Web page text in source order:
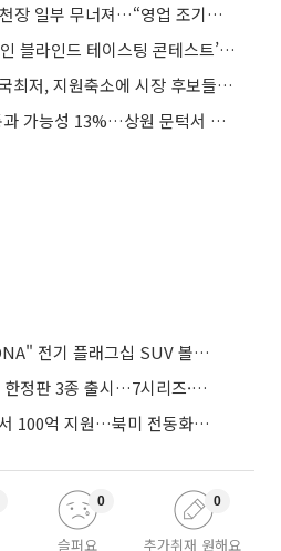
롯데百 부산 센텀시티점 천장 일부 무너져…“영업 조기종료·복구작업 중”
롯데백화점, 내달 5일 ‘와인 블라인드 테이스팅 콘테스트’ 연다
부산 사회적경제 예산 전국최저, 지원축소에 시장 후보들 예산 확대 공약 경쟁
美 클래리티 법안 연내 통과 가능성 13%…상원 문턱서 제동
"전동화에도 입힌 안전 DNA" 전기 플래그십 SUV 볼보 'EX90'
BMW코리아, 8월 온라인 한정판 3종 출시…7시리즈·X7·M340i 투어링
한온시스템, 캐나다 정부서 100억 지원…북미 전동화 시장 가속
슬퍼요
0
추가취재 원해요
0